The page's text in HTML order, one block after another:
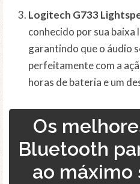
Logitech G733
conhecido por sua baixa
garantindo que o áudio
perfeitamente com a
horas de bateria e um
Os
Bluetooth
ao máximo